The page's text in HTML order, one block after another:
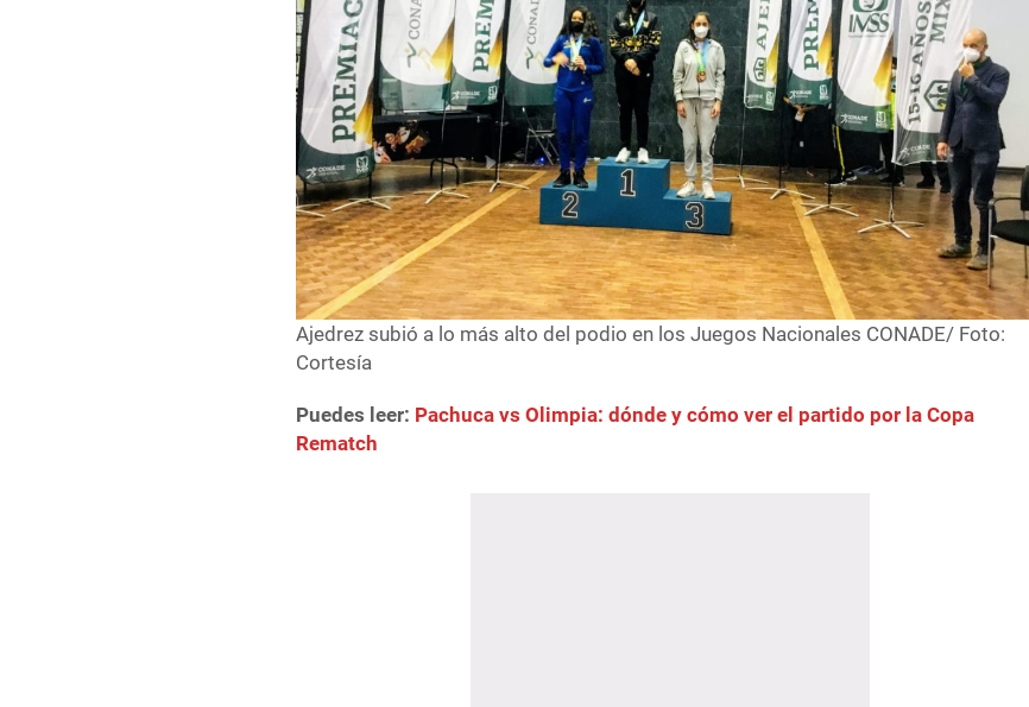
Ajedrez subió a lo más alto del podio en los Juegos Nacionales CONADE/ Foto:
Cortesía
Puedes leer: Pachuca vs Olimpia: dónde y cómo ver el partido por la Copa
Rematch